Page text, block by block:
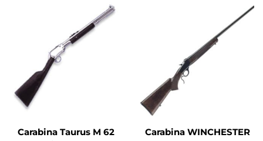
Carabina Taurus M 62
Carabina WINCHESTER